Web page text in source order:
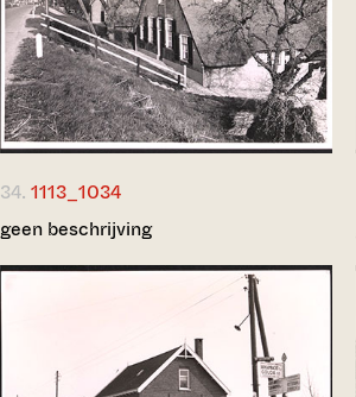
34. 1113_1034
geen beschrijving